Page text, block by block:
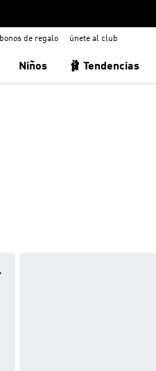
bonos de regalo únete al club
Niños 🩰 Tendencias